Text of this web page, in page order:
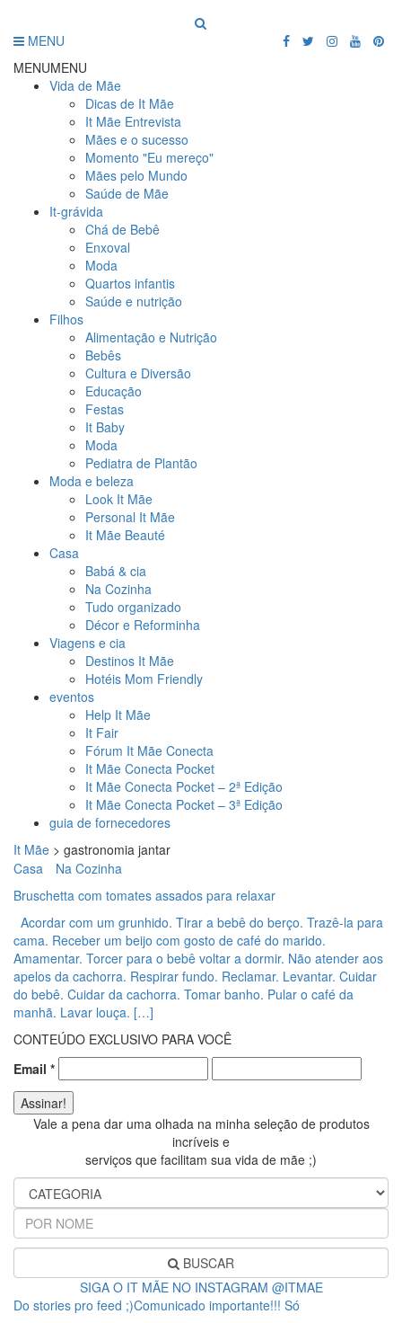
MENU
MENUMENU
Vida de Mãe
Dicas de It Mãe
It Mãe Entrevista
Mães e o sucesso
Momento "Eu mereço"
Mães pelo Mundo
Saúde de Mãe
It-grávida
Chá de Bebê
Enxoval
Moda
Quartos infantis
Saúde e nutrição
Filhos
Alimentação e Nutrição
Bebês
Cultura e Diversão
Educação
Festas
It Baby
Moda
Pediatra de Plantão
Moda e beleza
Look It Mãe
Personal It Mãe
It Mãe Beauté
Casa
Babá & cia
Na Cozinha
Tudo organizado
Décor e Reforminha
Viagens e cia
Destinos It Mãe
Hotéis Mom Friendly
eventos
Help It Mãe
It Fair
Fórum It Mãe Conecta
It Mãe Conecta Pocket
It Mãe Conecta Pocket – 2ª Edição
It Mãe Conecta Pocket – 3ª Edição
guia de fornecedores
It Mãe > gastronomia jantar
Casa
Na Cozinha
Bruschetta com tomates assados para relaxar
Acordar com um grunhido. Tirar a bebê do berço. Trazê-la para
cama. Receber um beijo com gosto de café do marido.
Amamentar. Torcer para o bebê voltar a dormir. Não atender aos
apelos da cachorra. Respirar fundo. Reclamar. Levantar. Cuidar
do bebê. Cuidar da cachorra. Tomar banho. Pular o café da
manhã. Lavar louça. […]
CONTEÚDO EXCLUSIVO PARA VOCÊ
Email *
Vale a pena dar uma olhada na minha seleção de produtos
incríveis e
serviços que facilitam sua vida de mãe ;)
BUSCAR
SIGA O IT MÃE NO INSTAGRAM @ITMAE
Do stories pro feed ;)Comunicado importante!!! Só